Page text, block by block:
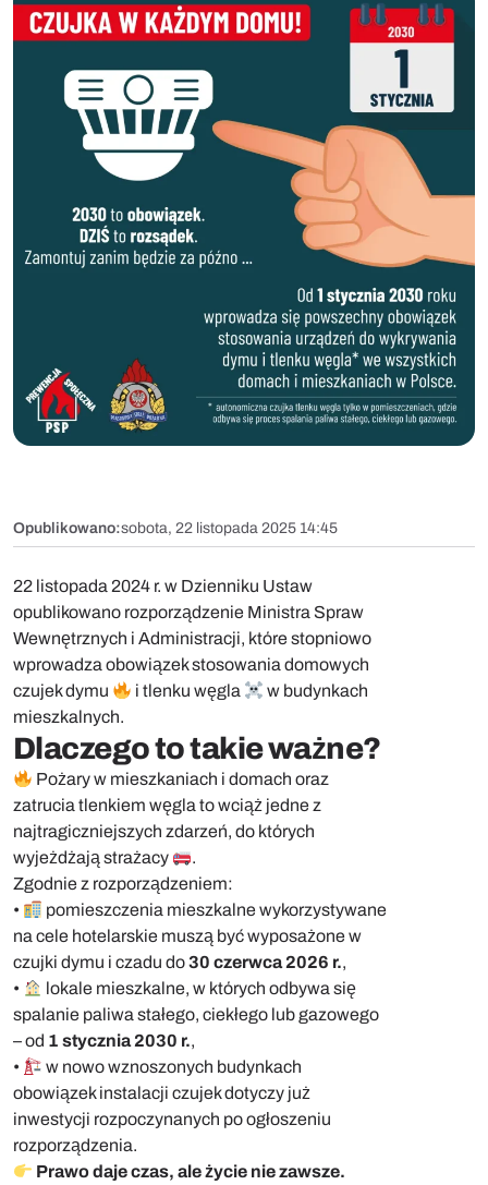
Opublikowano:sobota, 22 listopada 2025 14:45
22 listopada 2024 r. w Dzienniku Ustaw
opublikowano rozporządzenie Ministra Spraw
Wewnętrznych i Administracji, które stopniowo
wprowadza obowiązek stosowania domowych
czujek dymu
i tlenku węgla
w budynkach
mieszkalnych.
Dlaczego to takie ważne?
Pożary w mieszkaniach i domach oraz
zatrucia tlenkiem węgla to wciąż jedne z
najtragiczniejszych zdarzeń, do których
wyjeżdżają strażacy
.
Zgodnie z rozporządzeniem:
•
pomieszczenia mieszkalne wykorzystywane
na cele hotelarskie muszą być wyposażone w
czujki dymu i czadu do30 czerwca 2026 r.,
•
lokale mieszkalne, w których odbywa się
spalanie paliwa stałego, ciekłego lub gazowego
– od 1 stycznia 2030 r.,
•
w nowo wznoszonych budynkach
obowiązek instalacji czujek dotyczy już
inwestycji rozpoczynanych po ogłoszeniu
rozporządzenia.
Prawo daje czas, ale życie nie zawsze.